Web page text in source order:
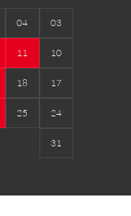
03
04
10
11
17
18
24
25
31